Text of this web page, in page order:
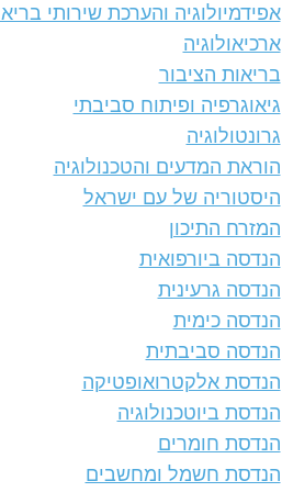
אפידמיולוגיה והערכת שירותי
ארכיאולוגיה
בריאות הציבור
גיאוגרפיה ופיתוח סביבתי
גרונטולוגיה
הוראת המדעים והטכנולוגיה
היסטוריה של עם ישראל
המזרח התיכון
הנדסה ביורפואית
הנדסה גרעינית
הנדסה כימית
הנדסה סביבתית
הנדסת אלקטרואופטיקה
הנדסת ביוטכנולוגיה
הנדסת חומרים
הנדסת חשמל ומחשבים